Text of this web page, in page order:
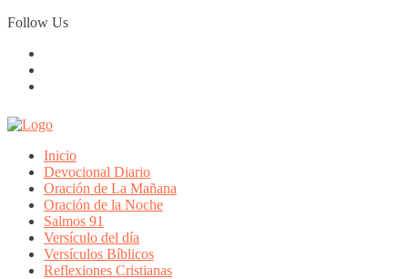
Skip
to
Follow Us
Inicio
Devocional Diario
Oración de La Mañana
Oración de la Noche
Salmos 91
Versículo del día
Versículos Bíblicos
Reflexiones Cristianas